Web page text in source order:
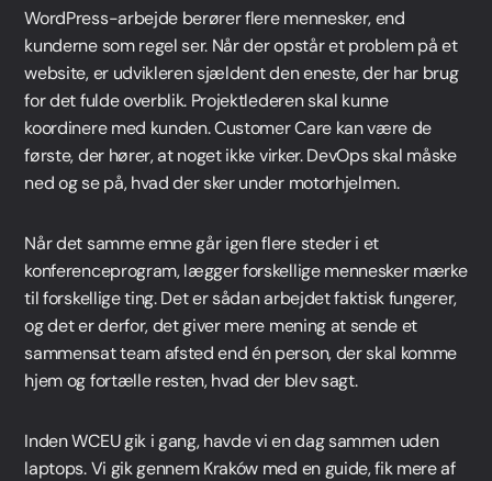
WordPress-arbejde berører flere mennesker, end
kunderne som regel ser. Når der opstår et problem på et
website, er udvikleren sjældent den eneste, der har brug
for det fulde overblik. Projektlederen skal kunne
koordinere med kunden. Customer Care kan være de
første, der hører, at noget ikke virker. DevOps skal måske
ned og se på, hvad der sker under motorhjelmen.
Når det samme emne går igen flere steder i et
konferenceprogram, lægger forskellige mennesker mærke
til forskellige ting. Det er sådan arbejdet faktisk fungerer,
og det er derfor, det giver mere mening at sende et
sammensat team afsted end én person, der skal komme
hjem og fortælle resten, hvad der blev sagt.
Inden WCEU gik i gang, havde vi en dag sammen uden
laptops. Vi gik gennem Kraków med en guide, fik mere af
LinkedIn
Simone Ziegler
Head of Project Management
+45 61 36 97 48
sz@webnorth.com
Jesper Hartvig
Customer Care Manager
jh@webnorth.com
LinkedIn